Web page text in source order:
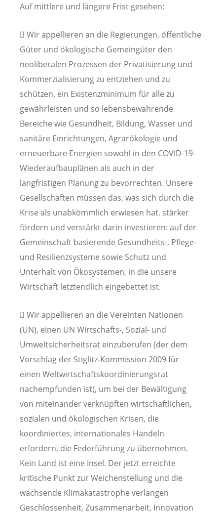
Auf mittlere und längere Frist gesehen:
 Wir appellieren an die Regierungen, öffentliche
Güter und ökologische Gemeingüter den
neoliberalen Prozessen der Privatisierung und
Kommerzialisierung zu entziehen und zu
schützen, ein Existenzminimum für alle zu
gewährleisten und so lebensbewahrende
Bereiche wie Gesundheit, Bildung, Wasser und
sanitäre Einrichtungen, Agrarökologie und
erneuerbare Energien sowohl in den COVID-19-
Wiederaufbauplänen als auch in der
langfristigen Planung zu bevorrechten. Unsere
Gesellschaften müssen das, was sich durch die
Krise als unabkömmlich erwiesen hat, stärker
fördern und verstärkt darin investieren: auf der
Gemeinschaft basierende Gesundheits-, Pflege-
und Resilienzsysteme sowie Schutz und
Unterhalt von Ökosystemen, in die unsere
Wirtschaft letztendlich eingebettet ist.
 Wir appellieren an die Vereinten Nationen
(UN), einen UN Wirtschafts-, Sozial- und
Umweltsicherheitsrat einzuberufen (der dem
Vorschlag der Stiglitz-Kommission 2009 für
einen Weltwirtschaftskoordinierungsrat
nachempfunden ist), um bei der Bewältigung
von miteinander verknüpften wirtschaftlichen,
sozialen und ökologischen Krisen, die
koordiniertes, internationales Handeln
erfordern, die Federführung zu übernehmen.
Kein Land ist eine Insel. Der jetzt erreichte
kritische Punkt zur Weichenstellung und die
wachsende Klimakatastrophe verlangen
Geschlossenheit, Zusammenarbeit, Innovation